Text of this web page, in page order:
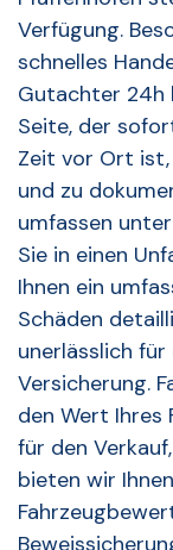
Verfügung.
schnelles
Gutachter 24h
Seite, der
Zeit vor Ort
und zu
umfassen
Sie in einen
Ihnen ein
Schäden
unerlässlich
Versicherung.
den Wert Ihres
für den
bieten wir